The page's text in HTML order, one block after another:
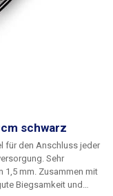
schwarz
für den Anschluss jeder
Sehr
1,5 mm. Zusammen mit
Biegsamkeit und